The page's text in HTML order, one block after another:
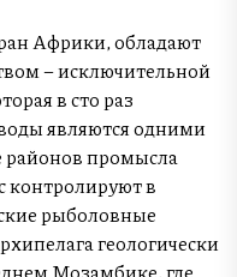
Африки, обладают
– исключительной
в сто раз
являются одними
промысла
контролируют в
рыболовные
геологически